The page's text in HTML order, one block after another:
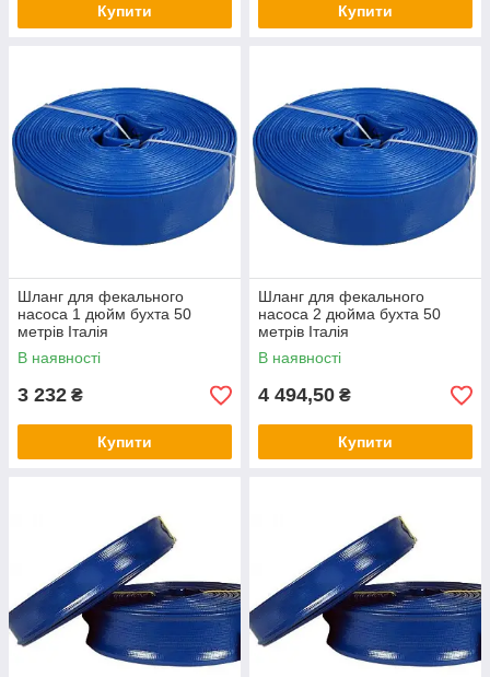
Купити Купити
Шланг для фекального
насоса 1 дюйм бухта 50
метрів Італія
В наявності
3 232 ₴
Купити
Шланг для фекального
насоса 2 дюйма бухта 50
метрів Італія
В наявності
4 494,50 ₴
Купити